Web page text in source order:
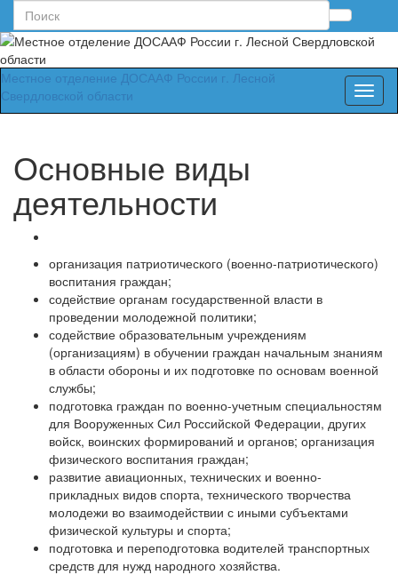
выкл
Search
for:
Вкл/
выкл
Местное отделение ДОСААФ России г. Лесной
Свердловской области
Основные виды
деятельности
организация патриотического (военно-патриотического)
воспитания граждан;
содействие органам государственной власти в
проведении молодежной политики;
содействие образовательным учреждениям
(организациям) в обучении граждан начальным знаниям
в области обороны и их подготовке по основам военной
службы;
подготовка граждан по военно-учетным специальностям
для Вооруженных Сил Российской Федерации, других
войск, воинских формирований и органов; организация
физического воспитания граждан;
развитие авиационных, технических и военно-
прикладных видов спорта, технического творчества
молодежи во взаимодействии с иными субъектами
физической культуры и спорта;
подготовка и переподготовка водителей транспортных
средств для нужд народного хозяйства.